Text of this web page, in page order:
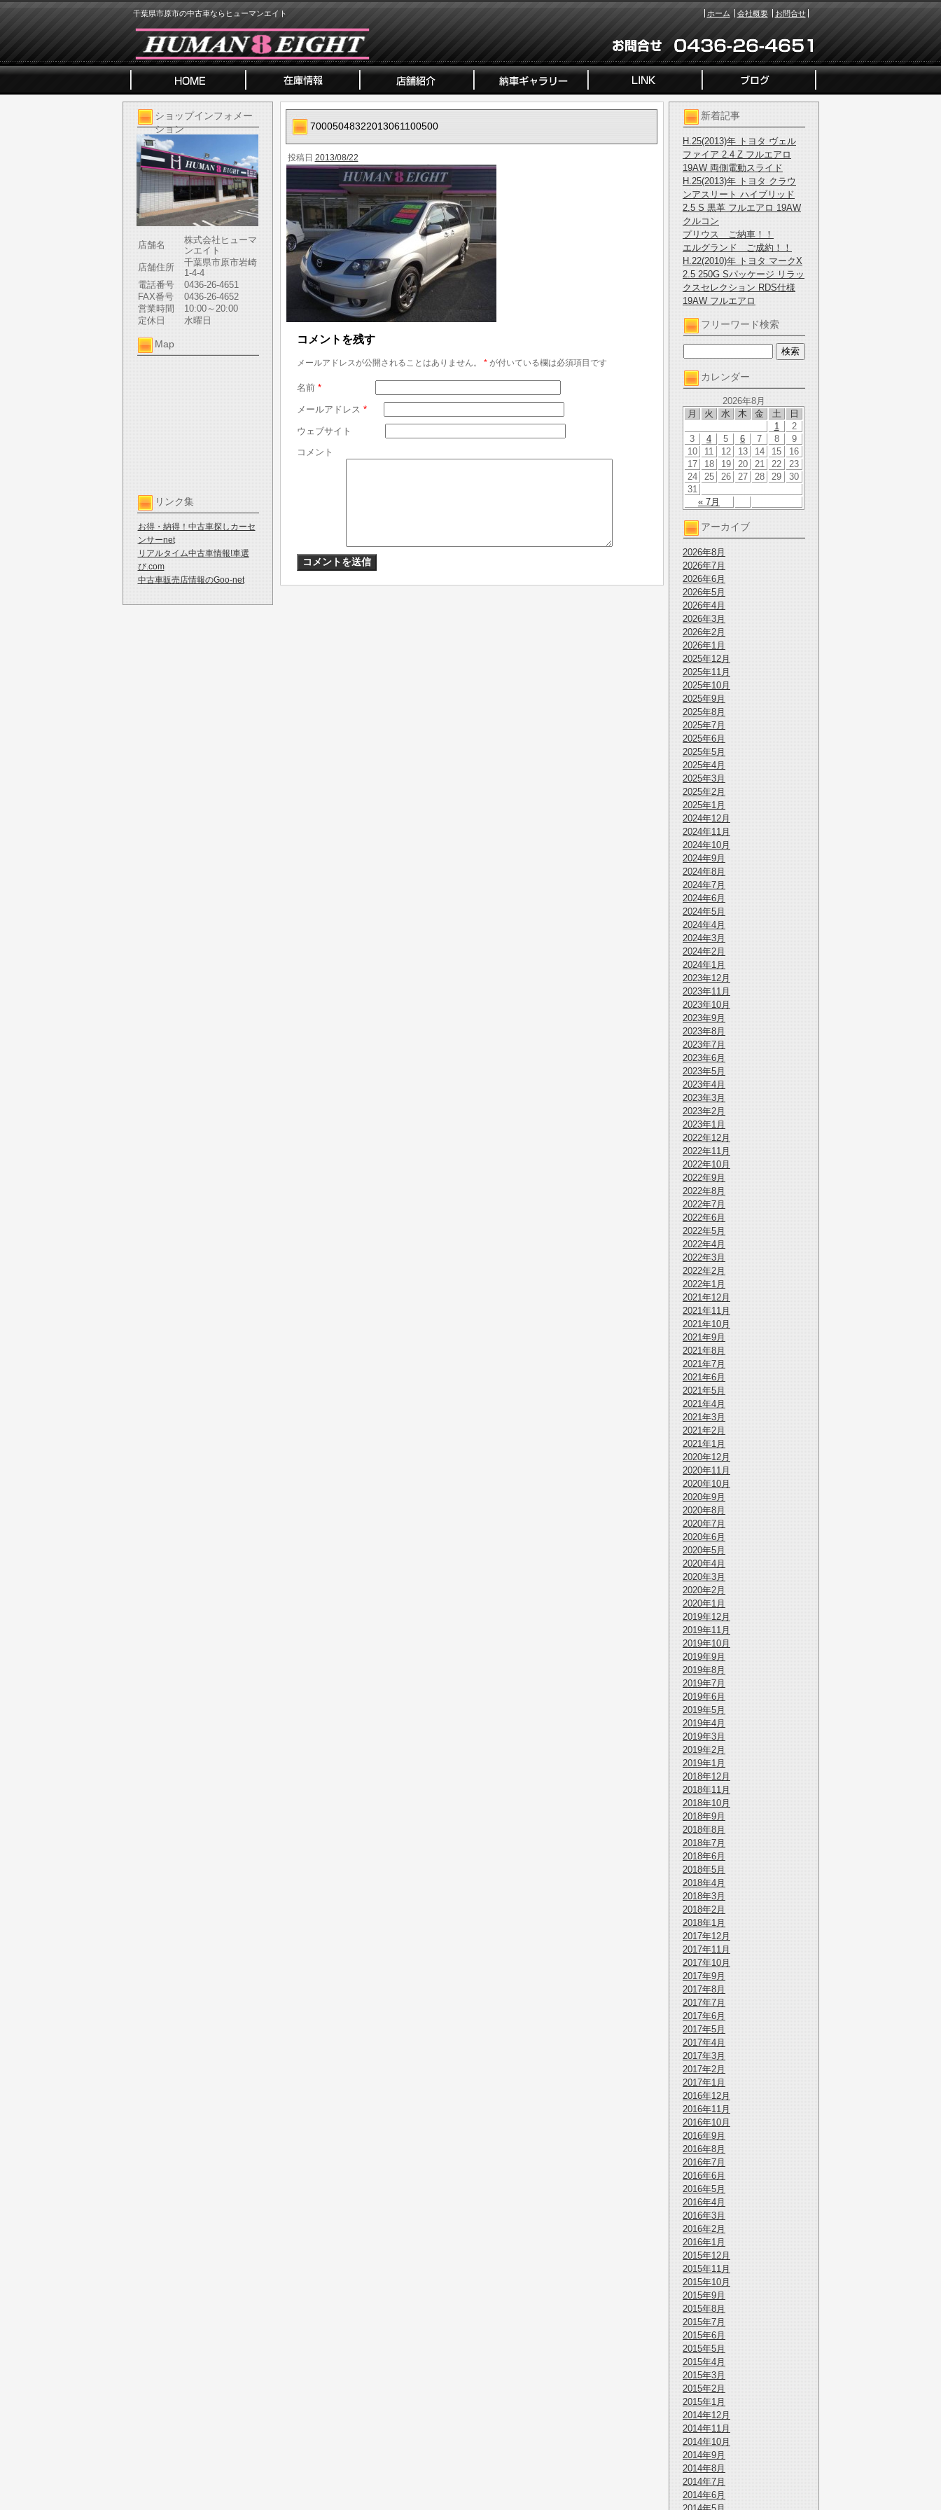
千葉県市原市の中古車ならヒューマンエイト ホーム 会社概要 お問合せ
ショップインフォメー
ション
店舗名
株式会社ヒューマ
ンエイト
店舗住所
千葉県市原市岩崎
1-4-4
電話番号
0436-26-4651
FAX番号
0436-26-4652
営業時間
10:00～20:00
定休日
水曜日
Map
リンク集
お得・納得！中古車探しカーセ
ンサーnet
リアルタイム中古車情報!車選
び.com
中古車販売店情報のGoo-net
新着記事
H.25(2013)年 トヨタ ヴェル
ファイア 2.4 Z フルエアロ
19AW 両側電動スライド
H.25(2013)年 トヨタ クラウ
ンアスリート ハイブリッド
2.5 S 黒革 フルエアロ 19AW
クルコン
プリウス ご納車！！
エルグランド ご成約！！
H.22(2010)年 トヨタ マークX
2.5 250G Sパッケージ リラッ
クスセレクション RDS仕様
19AW フルエアロ
フリーワード検索
カレンダー
2026年8月
月
火 水 木 金 土 日
« 7月
1
2
3
4 5 6 7 8
9
10
11 12 13 14 15
16
17
18 19 20 21 22
23
24
25 26 27 28 29
30
31
アーカイブ
2026年8月
2026年7月
2026年6月
2026年5月
2026年4月
2026年3月
2026年2月
2026年1月
2025年12月
2025年11月
2025年10月
2025年9月
2025年8月
2025年7月
2025年6月
2025年5月
2025年4月
2025年3月
2025年2月
2025年1月
2024年12月
2024年11月
2024年10月
2024年9月
2024年8月
2024年7月
2024年6月
2024年5月
2024年4月
2024年3月
2024年2月
2024年1月
2023年12月
2023年11月
2023年10月
2023年9月
2023年8月
2023年7月
2023年6月
2023年5月
2023年4月
2023年3月
2023年2月
2023年1月
2022年12月
2022年11月
2022年10月
2022年9月
2022年8月
2022年7月
2022年6月
2022年5月
2022年4月
2022年3月
2022年2月
2022年1月
2021年12月
2021年11月
2021年10月
2021年9月
2021年8月
2021年7月
2021年6月
2021年5月
2021年4月
2021年3月
2021年2月
2021年1月
2020年12月
2020年11月
2020年10月
2020年9月
2020年8月
2020年7月
2020年6月
2020年5月
2020年4月
2020年3月
2020年2月
2020年1月
2019年12月
2019年11月
2019年10月
2019年9月
2019年8月
2019年7月
2019年6月
2019年5月
2019年4月
2019年3月
2019年2月
2019年1月
2018年12月
2018年11月
2018年10月
2018年9月
2018年8月
2018年7月
2018年6月
2018年5月
2018年4月
2018年3月
2018年2月
2018年1月
2017年12月
2017年11月
2017年10月
2017年9月
2017年8月
2017年7月
2017年6月
2017年5月
2017年4月
2017年3月
2017年2月
2017年1月
2016年12月
2016年11月
2016年10月
2016年9月
2016年8月
2016年7月
2016年6月
2016年5月
2016年4月
2016年3月
2016年2月
2016年1月
2015年12月
2015年11月
2015年10月
2015年9月
2015年8月
2015年7月
2015年6月
2015年5月
2015年4月
2015年3月
2015年2月
2015年1月
2014年12月
2014年11月
2014年10月
2014年9月
2014年8月
2014年7月
2014年6月
70005048322013061100500
投稿日 2013/08/22
コメントを残す
メールアドレスが公開されることはありません。 *が付いている欄は必須項目です
名前 *
メールアドレス *
ウェブサイト
コメント